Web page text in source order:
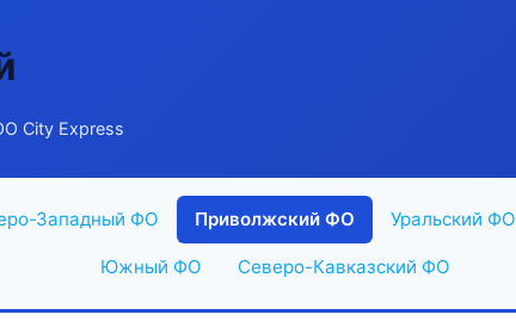
City Express
Западный ФО Приволжский ФО Уральский ФО
Южный ФО Северо-Кавказский ФО